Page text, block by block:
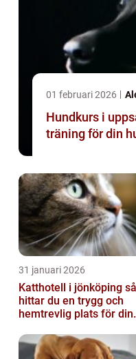
01 februari 2026
Hundkurs i uppsala så väljer
träning för din
31 januari 2026
Katthotell i jönköping så
hittar du en trygg och
hemtrevlig plats för din